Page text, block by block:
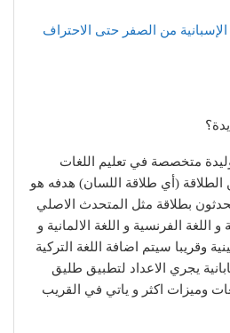
من الصفر حتى الاحتراف
متخصصة في تعليم اللغات
(أي طلاقة اللسان) هدفه هو
بطلاقة مثل المتحدث الاصلي
و اللغة الفرنسية و اللغة الالمانية و
وقريبا سيتم اضافة اللغة التركية
يجري الاعداد لتطبيق طليق
وميزات اكثر و ياتي في القريب